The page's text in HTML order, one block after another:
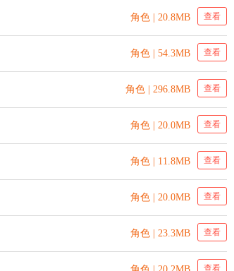
角色 | 20.8MB 查看
角色 | 54.3MB 查看
角色 | 296.8MB 查看
角色 | 20.0MB 查看
角色 | 11.8MB 查看
角色 | 20.0MB 查看
角色 | 23.3MB 查看
查看